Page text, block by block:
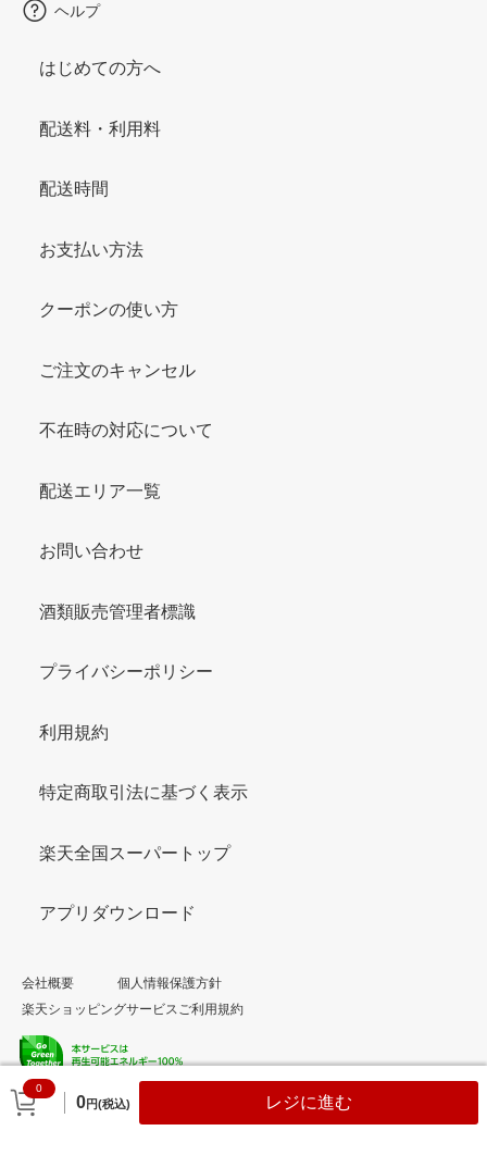
0
0円(税込) レジに進む
ヘルプ
はじめての方へ
配送料・利用料
配送時間
お支払い方法
クーポンの使い方
ご注文のキャンセル
不在時の対応について
配送エリア一覧
お問い合わせ
酒類販売管理者標識
プライバシーポリシー
利用規約
特定商取引法に基づく表示
楽天全国スーパートップ
アプリダウンロード
会社概要
個人情報保護方針
楽天ショッピングサービスご利用規約
© Rakuten Group, Inc.